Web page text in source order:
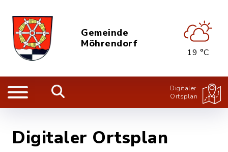
Gemeinde
Möhrendorf
19 °C
Digitaler
Ortsplan
Digitaler Ortsplan